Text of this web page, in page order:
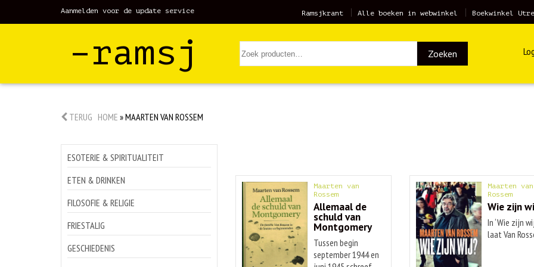
Aanmelden voor de update service Ramsjkrant Alle boeken in webwinkel Boekwinkel
–ramsj Zoeken
TERUG HOME »MAARTEN VAN ROSSEM
ESOTERIE & SPIRITUALITEIT
ETEN & DRINKEN
FILOSOFIE & RELIGIE
FRIESTALIG
GESCHIEDENIS
Maarten van
Rossem
Allemaal de
schuld van
Montgomery
Tussen begin
september 1944 en
Maarten van
Rossem
Wie zijn
In ‘Wie zijn
laat Van